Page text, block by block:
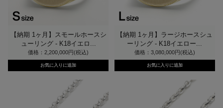
【納期 1ヶ月】スモールホースシ
ューリング - K18イエロ...
価格：2,200,000円(税込)
【納期 1ヶ月】ラージホースシュ
ーリング - K18イエロー...
価格：3,080,000円(税込)